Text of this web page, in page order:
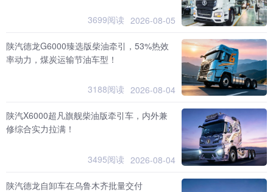
3699阅读 2026-08-05
陕汽德龙G6000臻选版柴油牵引，53%热效
率动力，煤炭运输节油车型！
3188阅读 2026-08-04
陕汽X6000超凡旗舰柴油版牵引车，内外兼
修综合实力拉满！
3495阅读 2026-08-04
陕汽德龙自卸车在乌鲁木齐批量交付